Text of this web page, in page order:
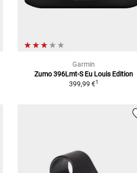
Garmin
Zumo 396Lmt-S Eu Louis Edition
399,99 €1